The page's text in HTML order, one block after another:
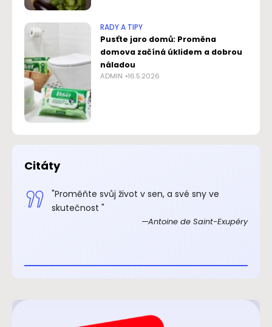
RADY A TIPY
Pusťte jaro domů: Proměna
domova začíná úklidem a dobrou
náladou
ADMIN 16.5.2026
Citáty
"Proměňte svůj život v sen, a své sny ve
skutečnost "
Antoine de Saint-Exupéry